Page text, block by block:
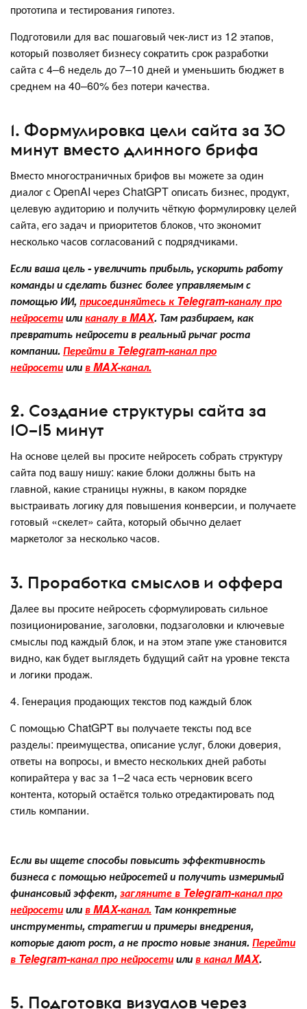
прототипа и тестирования гипотез.
Подготовили для вас пошаговый чек-лист из 12 этапов,
который позволяет бизнесу сократить срок разработки
сайта с 4–6 недель до 7–10 дней и уменьшить бюджет в
среднем на 40–60% без потери качества.
1. Формулировка цели сайта за 30
минут вместо длинного брифа
Вместо многостраничных брифов вы можете за один
диалог с OpenAI через ChatGPT описать бизнес, продукт,
целевую аудиторию и получить чёткую формулировку целей
сайта, его задач и приоритетов блоков, что экономит
несколько часов согласований с подрядчиками.
Если ваша цель - увеличить прибыль, ускорить работу
команды и сделать бизнес более управляемым с
помощью ИИ,присоединяйтесь к Telegram-каналу про
нейросетииликаналу в MAX. Там разбираем, как
превратить нейросети в реальный рычаг роста
компании. Перейти в Telegram-канал про
нейросетиили в MAX-канал.
2. Создание структуры сайта за
10–15 минут
На основе целей вы просите нейросеть собрать структуру
сайта под вашу нишу: какие блоки должны быть на
главной, какие страницы нужны, в каком порядке
выстраивать логику для повышения конверсии, и получаете
готовый «скелет» сайта, который обычно делает
маркетолог за несколько часов.
3. Проработка смыслов и оффера
Далее вы просите нейросеть сформулировать сильное
позиционирование, заголовки, подзаголовки и ключевые
смыслы под каждый блок, и на этом этапе уже становится
видно, как будет выглядеть будущий сайт на уровне текста
и логики продаж.
4. Генерация продающих текстов под каждый блок
С помощью ChatGPT вы получаете тексты под все
разделы: преимущества, описание услуг, блоки доверия,
ответы на вопросы, и вместо нескольких дней работы
копирайтера у вас за 1–2 часа есть черновик всего
контента, который остаётся только отредактировать под
стиль компании.
Если вы ищете способы повысить эффективность
бизнеса с помощью нейросетей и получить измеримый
финансовый эффект,загляните в Telegram-канал про
нейросетиили в MAX-канал. Там конкретные
инструменты, стратегии и примеры внедрения,
которые дают рост, а не просто новые знания. Перейти
в Telegram-канал про нейросетиили в канал MAX.
5. Подготовка визуалов через